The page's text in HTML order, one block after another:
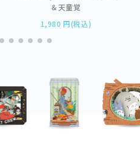
＆天童覚
1,980 円(税込)